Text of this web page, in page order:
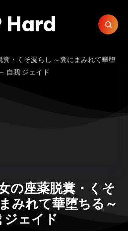
Hard
の座薬脱糞・くそ
みれて華堕ちる～
ジェイド